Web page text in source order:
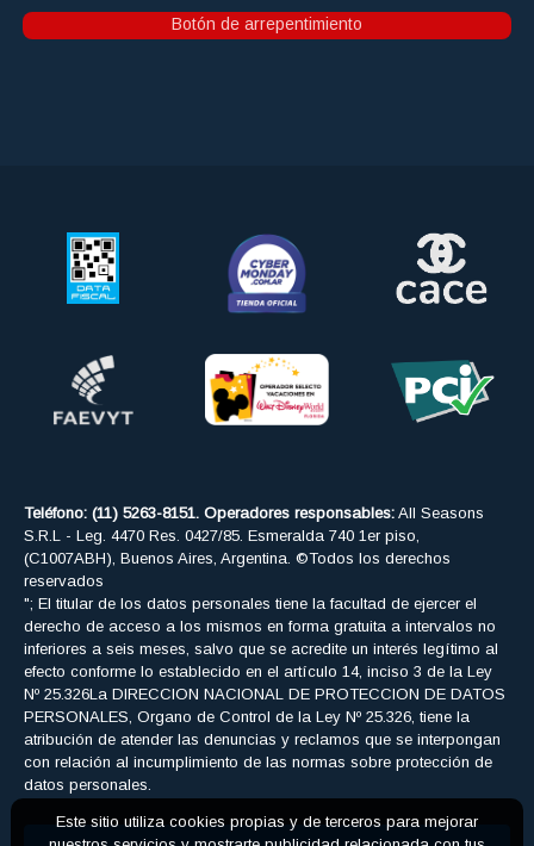
Botón de arrepentimiento
Teléfono: (11) 5263-8151. Operadores responsables: All Seasons
S.R.L - Leg. 4470 Res. 0427/85. Esmeralda 740 1er piso,
(C1007ABH), Buenos Aires, Argentina. ©Todos los derechos
reservados
"; El titular de los datos personales tiene la facultad de ejercer el
derecho de acceso a los mismos en forma gratuita a intervalos no
inferiores a seis meses, salvo que se acredite un interés legítimo al
efecto conforme lo establecido en el artículo 14, inciso 3 de la Ley
Nº 25.326La DIRECCION NACIONAL DE PROTECCION DE DATOS
PERSONALES, Organo de Control de la Ley Nº 25.326, tiene la
atribución de atender las denuncias y reclamos que se interpongan
con relación al incumplimiento de las normas sobre protección de
datos personales.
Este sitio utiliza cookies propias y de terceros para mejorar